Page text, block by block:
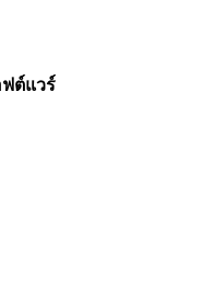
ต์แวร์